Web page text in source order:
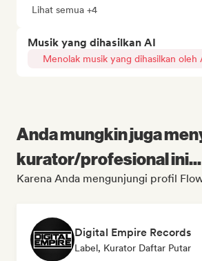
Lihat semua +4
Musik yang dihasilkan AI
Menolak musik yang dihasilkan oleh
Anda mungkin juga
kurator/profesional ini...
Karena Anda mengunjungi profil
Digital Empire Records
Label, Kurator Daftar Putar